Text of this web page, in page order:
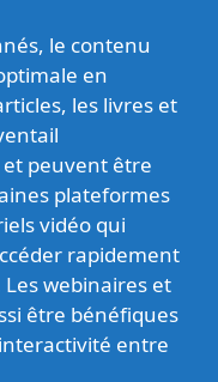
le contenu
en
les livres et
et peuvent être
plateformes
vidéo qui
rapidement
webinaires et
être bénéfiques
entre